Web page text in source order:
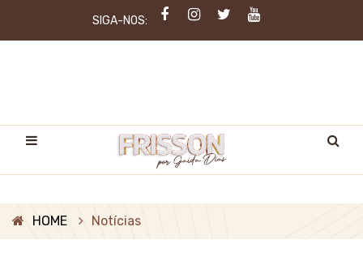
SIGA-NOS:
HOME Notícias